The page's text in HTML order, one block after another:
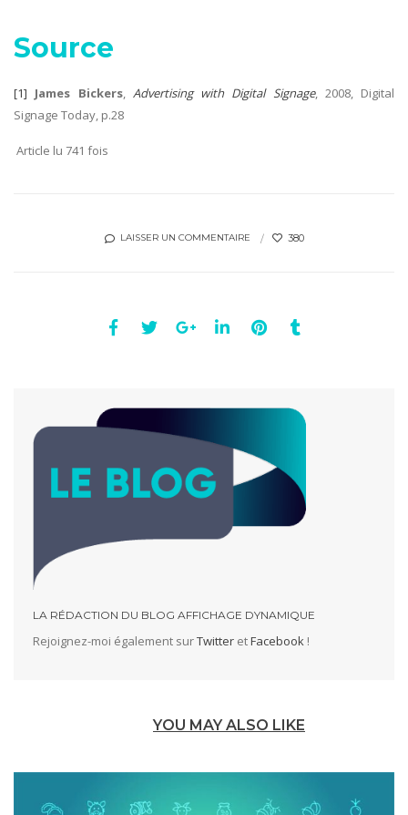
Source
[1] James Bickers, Advertising with Digital Signage, 2008, Digital
Signage Today, p.28
Article lu 741 fois
LAISSER UN COMMENTAIRE 380
LA RÉDACTION DU BLOG AFFICHAGE DYNAMIQUE
Rejoignez-moi également surTwitteretFacebook!
YOU MAY ALSO LIKE